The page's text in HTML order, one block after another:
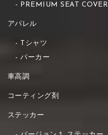
PREMIUM SEAT COVER
アパレル
Tシャツ
パーカー
車高調
コーティング剤
ステッカー